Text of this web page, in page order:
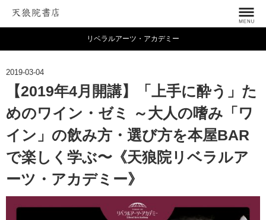
リベラルアーツ・アカデミー
2019-03-04
【2019年4月開講】「上手に酔う」た
めのワイン・ゼミ ～大人の嗜み「ワ
イン」の飲み方・選び方を本屋BAR
で楽しく学ぶ〜《天狼院リベラルア
ーツ・アカデミー》